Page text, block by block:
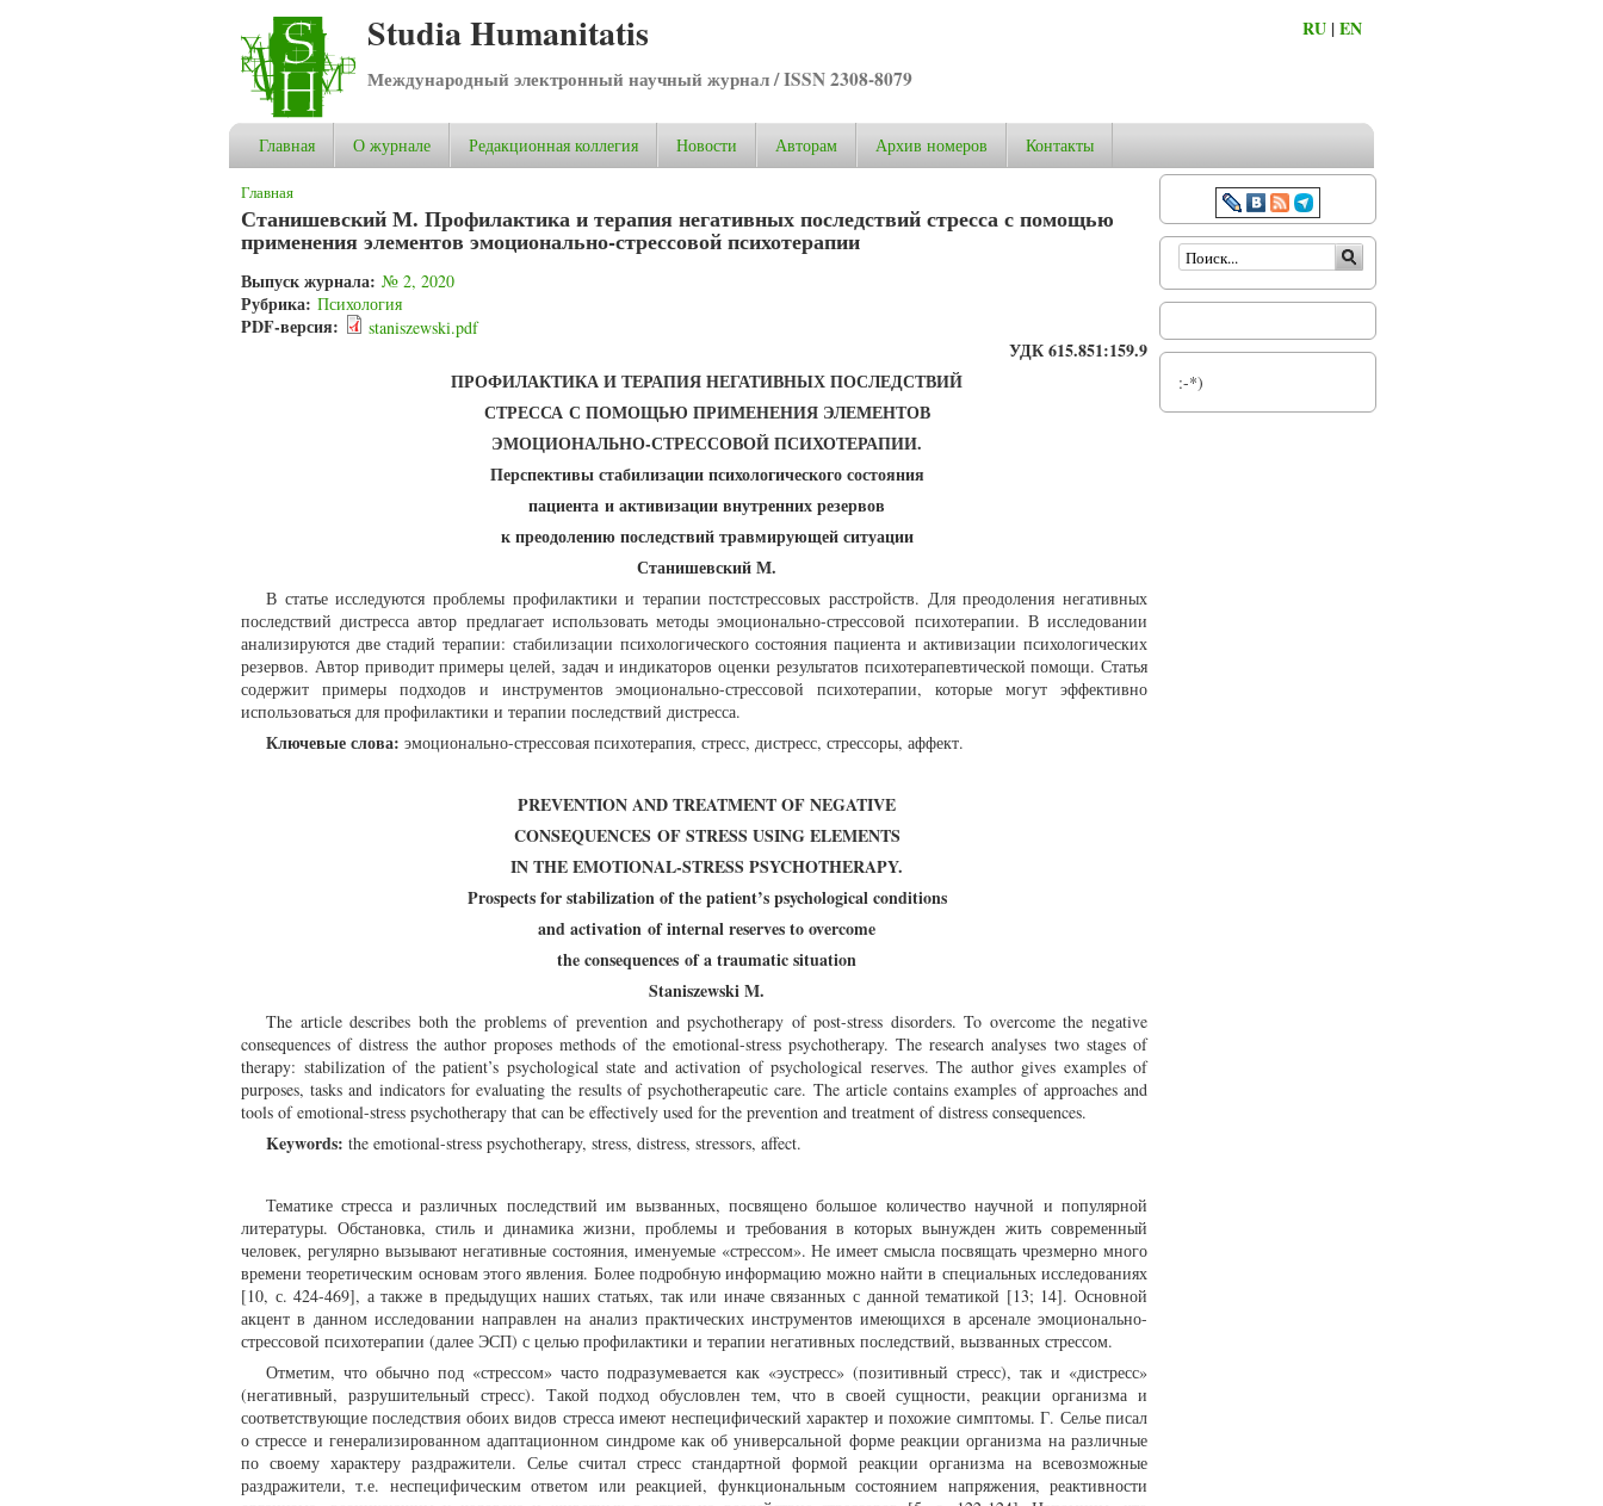
Studia Humanitatis
Международный электронный научный журнал / ISSN 2308-8079
RU |EN
Главная О журнале Редакционная коллегия Новости Авторам Архив номеров Контакты
Вы здесь
Главная
Станишевский М. Профилактика и терапия негативных последствий стресса с помощью
применения элементов эмоционально-стрессовой психотерапии
Выпуск журнала: № 2, 2020
Рубрика: Психология
PDF-версия: staniszewski.pdf
УДК 615.851:159.9
ПРОФИЛАКТИКА И ТЕРАПИЯ НЕГАТИВНЫХ ПОСЛЕДСТВИЙ
СТРЕССА С ПОМОЩЬЮ ПРИМЕНЕНИЯ ЭЛЕМЕНТОВ
ЭМОЦИОНАЛЬНО-СТРЕССОВОЙ ПСИХОТЕРАПИИ.
Перспективы стабилизации психологического состояния
пациента и активизации внутренних резервов
к преодолению последствий травмирующей ситуации
Станишевский М.
В статье исследуются проблемы профилактики и терапии постстрессовых расстройств. Для преодоления негативных
последствий дистресса автор предлагает использовать методы эмоционально-стрессовой психотерапии. В исследовании
анализируются две стадий терапии: стабилизации психологического состояния пациента и активизации психологических
резервов. Автор приводит примеры целей, задач и индикаторов оценки результатов психотерапевтической помощи. Статья
содержит примеры подходов и инструментов эмоционально-стрессовой психотерапии, которые могут эффективно
использоваться для профилактики и терапии последствий дистресса.
Ключевые слова: эмоционально-стрессовая психотерапия, стресс, дистресс, стрессоры, аффект.
PREVENTION AND TREATMENT OF NEGATIVE
CONSEQUENCES OF STRESS USING ELEMENTS
IN THE EMOTIONAL-STRESS PSYCHOTHERAPY.
Prospects for stabilization of the patient’s psychological conditions
and activation of internal reserves to overcome
the consequences of a traumatic situation
Staniszewski M.
The article describes both the problems of prevention and psychotherapy of post-stress disorders. To overcome the negative
consequences of distress the author proposes methods of the emotional-stress psychotherapy. The research analyses two stages of
therapy: stabilization of the patient’s psychological state and activation of psychological reserves. The author gives examples of
purposes, tasks and indicators for evaluating the results of psychotherapeutic care. The article contains examples of approaches and
tools of emotional-stress psychotherapy that can be effectively used for the prevention and treatment of distress consequences.
Keywords: the emotional-stress psychotherapy, stress, distress, stressors, affect.
Тематике стресса и различных последствий им вызванных, посвящено большое количество научной и популярной
литературы. Обстановка, стиль и динамика жизни, проблемы и требования в которых вынужден жить современный
человек, регулярно вызывают негативные состояния, именуемые «стрессом». Не имеет смысла посвящать чрезмерно много
времени теоретическим основам этого явления. Более подробную информацию можно найти в специальных исследованиях
[10, с. 424-469], а также в предыдущих наших статьях, так или иначе связанных с данной тематикой [13; 14]. Основной
акцент в данном исследовании направлен на анализ практических инструментов имеющихся в арсенале эмоционально-
стрессовой психотерапии (далее ЭСП) с целью профилактики и терапии негативных последствий, вызванных стрессом.
Отметим, что обычно под «стрессом» часто подразумевается как «эустресс» (позитивный стресс), так и «дистресс»
(негативный, разрушительный стресс). Такой подход обусловлен тем, что в своей сущности, реакции организма и
соответствующие последствия обоих видов стресса имеют неспецифический характер и похожие симптомы. Г. Селье писал
о стрессе и генерализированном адаптационном синдроме как об универсальной форме реакции организма на различные
по своему характеру раздражители. Селье считал стресс стандартной формой реакции организма на всевозможные
раздражители, т.е. неспецифическим ответом или реакцией, функциональным состоянием напряжения, реактивности
Форма поиска
:-*)